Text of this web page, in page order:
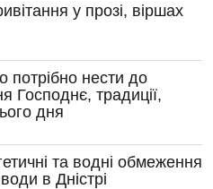
у прозі, віршах
нести до
Господнє, традиції,
дня
та водні обмеження
в Дністрі